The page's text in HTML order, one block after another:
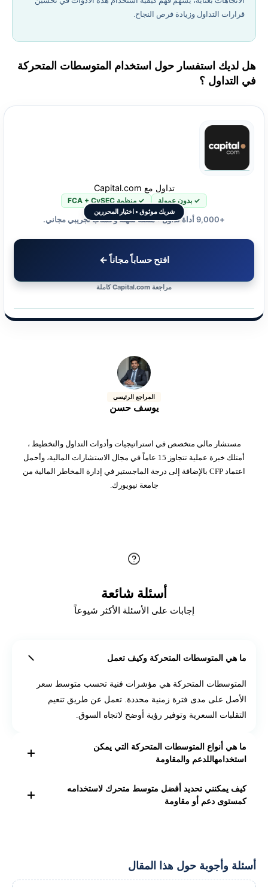
قرارات التداول وزيادة فرص النجاح.
هل لديك استفسار حول استخدام المتوسطات المتحركة
في التداول ؟
شريك موثوق • اختيار المحررين
تداول مع Capital.com
✓ بدون عمولة ✓ منظمة FCA + CySEC
+9,000 أداة تداول • منصة سهلة وحساب تجريبي مجاني.
افتح حساباً مجاناً ←
مراجعة Capital.com كاملة
المراجع الرئيسي
يوسف حسن
مستشار مالي متخصص في استراتيجيات وأدوات التداول والتخطيط ،
أمتلك خبرة عملية تتجاوز 15 عاماً في مجال الاستشارات المالية، وأحمل
اعتماد CFP بالإضافة إلى درجة الماجستير في إدارة المخاطر المالية من
جامعة نيويورك.
أسئلة شائعة
إجابات على الأسئلة الأكثر شيوعاً
ما هي المتوسطات المتحركة وكيف تعمل
المتوسطات المتحركة هي مؤشرات فنية تحسب متوسط سعر
الأصل على مدى فترة زمنية محددة. تعمل عن طريق تنعيم
التقلبات السعرية وتوفير رؤية أوضح لاتجاه السوق.
ما هي أنواع المتوسطات المتحركة التي يمكن
استخدامهاللدعم والمقاومة
يمكن استخدام أي نوع من المتوسطات المتحركة، ولكن
المتوسط المتحرك البسيط (SMA) والمتوسط المتحرك الأسي
كيف يمكنني تحديد أفضل متوسط متحرك لاستخدامه
كمستوى دعم أو مقاومة
بالنسبة لك.
أسئلة وأجوبة حول هذا المقال